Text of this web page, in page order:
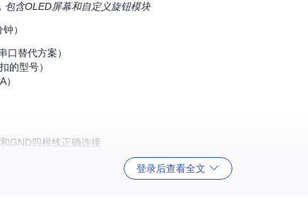
含OLED屏幕和自定义旋钮模块
）
口替代方案）
的型号）
GND四根线正确连接
登录后查看全文